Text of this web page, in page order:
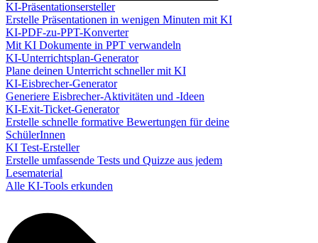
KI-Präsentationsersteller
Erstelle Präsentationen in wenigen Minuten mit KI
KI-PDF-zu-PPT-Konverter
Mit KI Dokumente in PPT verwandeln
KI-Unterrichtsplan-Generator
Plane deinen Unterricht schneller mit KI
KI-Eisbrecher-Generator
Generiere Eisbrecher-Aktivitäten und -Ideen
KI-Exit-Ticket-Generator
Erstelle schnelle formative Bewertungen für deine
SchülerInnen
KI Test-Ersteller
Erstelle umfassende Tests und Quizze aus jedem
Lesematerial
Alle KI-Tools erkunden